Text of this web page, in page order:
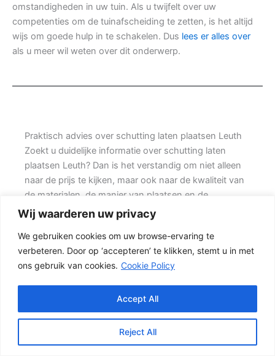
Wij waarderen uw privacy
We gebruiken cookies om uw browse-ervaring te
verbeteren. Door op ‘accepteren’ te klikken, stemt u in met
ons gebruik van cookies. Cookie Policy
Reject All
Accept All
omstandigheden in uw tuin. Als u twijfelt over uw
competenties om de tuinafscheiding te zetten, is het altijd
wijs om goede hulp in te schakelen. Dus lees er alles over
als u meer wil weten over dit onderwerp.
Praktisch advies over schutting laten plaatsen Leuth
Zoekt u duidelijke informatie over schutting laten
plaatsen Leuth? Dan is het verstandig om niet alleen
naar de prijs te kijken, maar ook naar de kwaliteit van
de materialen, de manier van plaatsen en de
levensduur van de complete schutting. Prins
denkt mee over een onderhoudsvriendelijke
oplossing.
Een goede schutting begint bij een duidelijke keuze.
Wilt u zo min mogelijk onderhoud, dan is een
betonschutting of hout-beton combinatie vaak een
slimme keuze. Ook de ondergrond, de lengte van de
schutting en de aanwezigheid van poorten of hoeken